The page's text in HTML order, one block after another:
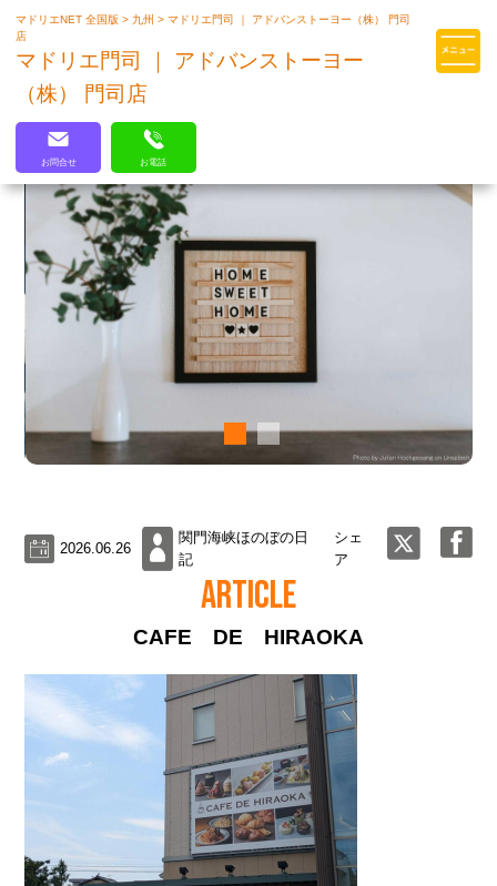
マドリエはLIXILの厳しい基準を
マドリエNET 全国版> 九州>マドリエ門司 ｜ アドバンストーヨー（株） 門司
店
マドリエ門司 ｜ アドバンストーヨー
（株） 門司店
お問合せ お電話
2026.06.26
関門海峡ほのぼの日
記
シェ
ア
ARTICLE
CAFE DE HIRAOKA